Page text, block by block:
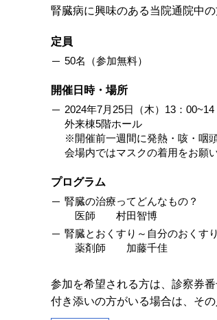
腎臓病に興味のある当院通院中
定員
50名（参加無料）
開催日時・場所
2024年7月25日（木）13：
外来棟5階ホール
※開催前一週間に発熱・咳・咽
会場内ではマスクの着用をお願
プログラム
腎臓の治療ってどんなもの？
医師 村田智博
腎臓とおくすり～自分のおくす
薬剤師 加藤千佳
参加を希望される方は、診察券
付き添いの方がいる場合は、そ